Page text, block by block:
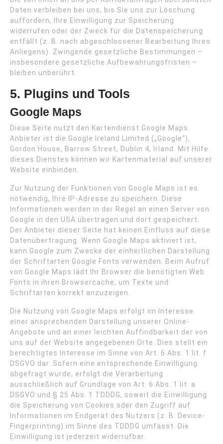
Daten verbleiben bei uns, bis Sie uns zur Löschung
auffordern, Ihre Einwilligung zur Speicherung
widerrufen oder der Zweck für die Datenspeicherung
entfällt (z. B. nach abgeschlossener Bearbeitung Ihres
Anliegens). Zwingende gesetzliche Bestimmungen –
insbesondere gesetzliche Aufbewahrungsfristen –
bleiben unberührt.
5. Plugins und Tools
Google Maps
Diese Seite nutzt den Kartendienst Google Maps.
Anbieter ist die Google Ireland Limited („Google“),
Gordon House, Barrow Street, Dublin 4, Irland. Mit Hilfe
dieses Dienstes können wir Kartenmaterial auf unserer
Website einbinden.
Zur Nutzung der Funktionen von Google Maps ist es
notwendig, Ihre IP-Adresse zu speichern. Diese
Informationen werden in der Regel an einen Server von
Google in den USA übertragen und dort gespeichert.
Der Anbieter dieser Seite hat keinen Einfluss auf diese
Datenübertragung. Wenn Google Maps aktiviert ist,
kann Google zum Zwecke der einheitlichen Darstellung
der Schriftarten Google Fonts verwenden. Beim Aufruf
von Google Maps lädt Ihr Browser die benötigten Web
Fonts in ihren Browsercache, um Texte und
Schriftarten korrekt anzuzeigen.
Die Nutzung von Google Maps erfolgt im Interesse
einer ansprechenden Darstellung unserer Online-
Angebote und an einer leichten Auffindbarkeit der von
uns auf der Website angegebenen Orte. Dies stellt ein
berechtigtes Interesse im Sinne von Art. 6 Abs. 1 lit. f
DSGVO dar. Sofern eine entsprechende Einwilligung
abgefragt wurde, erfolgt die Verarbeitung
ausschließlich auf Grundlage von Art. 6 Abs. 1 lit. a
DSGVO und § 25 Abs. 1 TDDDG, soweit die Einwilligung
die Speicherung von Cookies oder den Zugriff auf
Informationen im Endgerät des Nutzers (z. B. Device-
Fingerprinting) im Sinne des TDDDG umfasst. Die
Einwilligung ist jederzeit widerrufbar.